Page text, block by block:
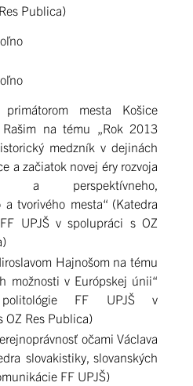
Publica)
mesta Košice
Rašim na tému „Rok 2013
medzník v dejinách
a začiatok novej éry rozvoja
a perspektívneho,
a tvorivého mesta“ (Katedra
UPJŠ v spolupráci s OZ
Hajnošom na tému
možnosti v Európskej únii“
politológie FF UPJŠ v
OZ Res Publica)
očami Václava
slovakistiky, slovanských
FF UPJŠ)